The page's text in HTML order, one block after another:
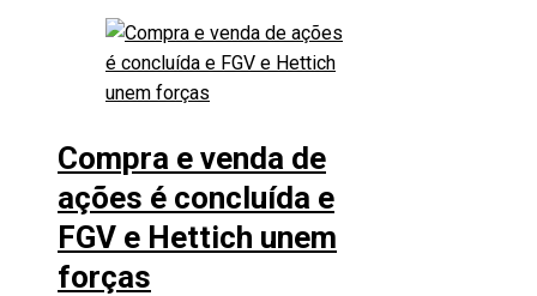
Compra e venda de
ações é concluída e
FGV e Hettich unem
forças